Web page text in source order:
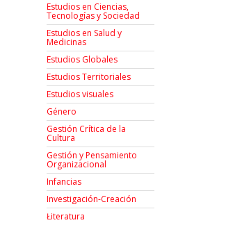
Estudios en Ciencias,
Tecnologías y Sociedad
Estudios en Salud y
Medicinas
Estudios Globales
Estudios Territoriales
Estudios visuales
Género
Gestión Crítica de la
Cultura
Gestión y Pensamiento
Organizacional
Infancias
Investigación-Creación
Łiteratura